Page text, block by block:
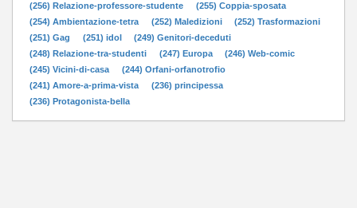
(256) Relazione-professore-studente
(255) Coppia-sposata
(254) Ambientazione-tetra
(252) Maledizioni
(252) Trasformazioni
(251) Gag
(251) idol
(249) Genitori-deceduti
(248) Relazione-tra-studenti
(247) Europa
(246) Web-comic
(245) Vicini-di-casa
(244) Orfani-orfanotrofio
(241) Amore-a-prima-vista
(236) principessa
(236) Protagonista-bella